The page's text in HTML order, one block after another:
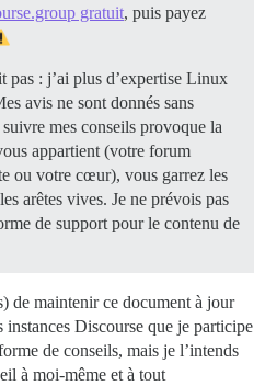
gratuit, puis payez
pas : j’ai plus d’expertise Linux
avis ne sont donnés sans
mes conseils provoque la
appartient (votre forum
ou votre cœur), vous garrez les
arêtes vives. Je ne prévois pas
de support pour le contenu de
de maintenir ce document à jour
instances Discourse que je participe
de conseils, mais je l’intends
à moi-même et à tout